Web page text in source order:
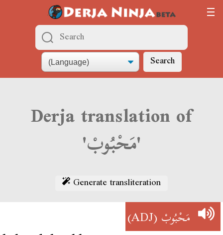
Search
Derja translation of
'مَحْبُوبْ'
Generate transliteration
مَحْبُوبْ(ADJ)